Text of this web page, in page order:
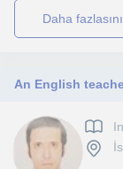
daha